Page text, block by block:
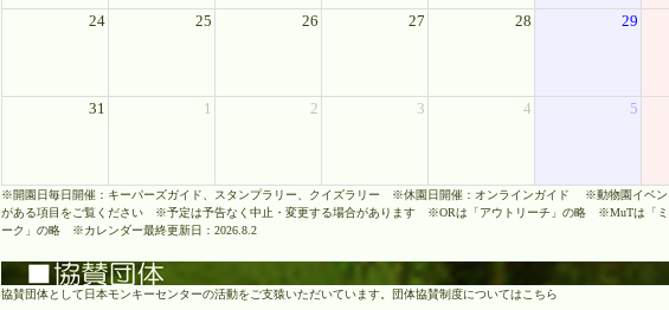
24 25 26 27 28 29
31 1 2 3 4 5
※開園日毎日開催：キーパーズガイド、スタンプラリー、クイズラリー ※休園日開催：オンラインガイド ※動物園イベン
がある項目をご覧ください ※予定は予告なく中止・変更する場合があります ※ORは「アウトリーチ」の略 ※MuTは「ミ
ーク」の略 ※カレンダー最終更新日：2026.8.2
協賛団体として日本モンキーセンターの活動をご支猿いただいています。 団体協賛制度についてはこちら